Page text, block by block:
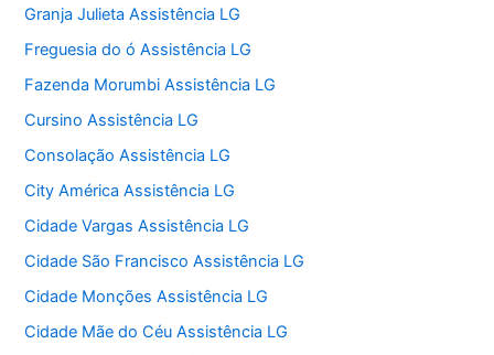
Granja Julieta Assistência LG
Freguesia do ó Assistência LG
Fazenda Morumbi Assistência LG
Cursino Assistência LG
Consolação Assistência LG
City América Assistência LG
Cidade Vargas Assistência LG
Cidade São Francisco Assistência LG
Cidade Monções Assistência LG
Cidade Mãe do Céu Assistência LG